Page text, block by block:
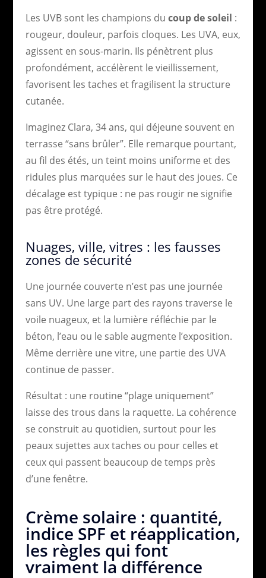
Les UVB sont les champions du coup de soleil :
rougeur, douleur, parfois cloques. Les UVA, eux,
agissent en sous-marin. Ils pénètrent plus
profondément, accélèrent le vieillissement,
favorisent les taches et fragilisent la structure
cutanée.
Imaginez Clara, 34 ans, qui déjeune souvent en
terrasse “sans brûler”. Elle remarque pourtant,
au fil des étés, un teint moins uniforme et des
ridules plus marquées sur le haut des joues. Ce
décalage est typique : ne pas rougir ne signifie
pas être protégé.
Nuages, ville, vitres : les fausses
zones de sécurité
Une journée couverte n’est pas une journée
sans UV. Une large part des rayons traverse le
voile nuageux, et la lumière réfléchie par le
béton, l’eau ou le sable augmente l’exposition.
Même derrière une vitre, une partie des UVA
continue de passer.
Résultat : une routine “plage uniquement”
laisse des trous dans la raquette. La cohérence
se construit au quotidien, surtout pour les
peaux sujettes aux taches ou pour celles et
ceux qui passent beaucoup de temps près
d’une fenêtre.
Crème solaire : quantité,
indice SPF et réapplication,
les règles qui font
vraiment la différence